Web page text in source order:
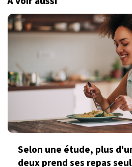
Selon une étude, plus
deux prend ses repas